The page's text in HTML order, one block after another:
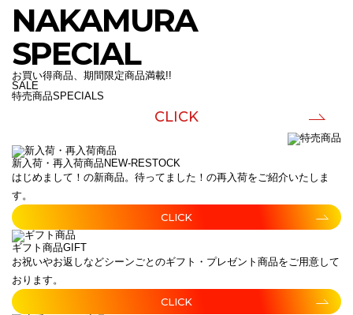
NAKAMURA
SPECIAL
お買い得商品、期間限定商品満載!!
SALE
特売商品SPECIALS
CLICK
新入荷・再入荷商品 NEW-RESTOCK
はじめまして！の新商品。待ってました！の再入荷をご紹介いたしま
す。
CLICK
ギフト商品GIFT
お祝いやお返しなどシーンごとのギフト・プレゼント商品をご用意して
おります。
CLICK